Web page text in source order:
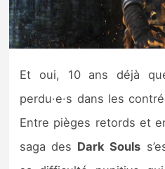
Nintendo Direct
Tests et previews
Tests de jeux
Tests d’accessoires
Et oui, 10 ans déjà
perdu·e·s dans les
Entre pièges retords et
saga des Dark Souls